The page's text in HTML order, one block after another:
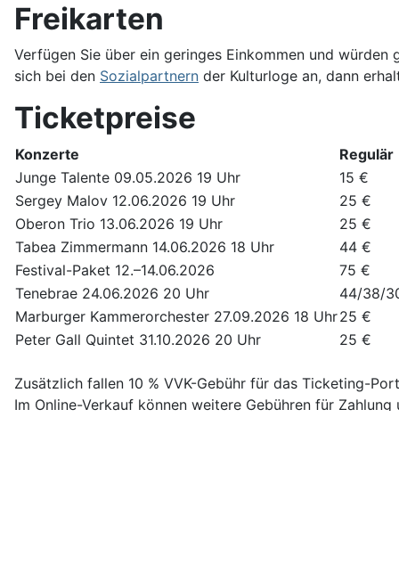
Freikarten
Verfügen Sie über ein geringes Einkommen und
sich bei den Sozialpartnern der Kulturloge an, dann
Ticketpreise
Konzerte
Regulär
Junge Talente 09.05.2026 19 Uhr
15 €
Sergey Malov 12.06.2026 19 Uhr
25 €
Oberon Trio 13.06.2026 19 Uhr
25 €
Tabea Zimmermann 14.06.2026 18 Uhr
44 €
Festival-Paket 12.–14.06.2026
75 €
Tenebrae 24.06.2026 20 Uhr
44/38/
Marburger Kammerorchester 27.09.2026 18 Uhr25 €
Peter Gall Quintet 31.10.2026 20 Uhr
25 €
Zusätzlich fallen 10 % VVK-Gebühr für das Ticketing-
Im Online-Verkauf können weitere Gebühren für